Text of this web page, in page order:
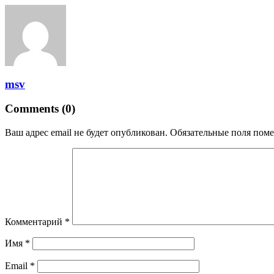
msv
Comments (0)
Ваш адрес email не будет опубликован. Обязательные поля
Комментарий *
Имя *
Email *